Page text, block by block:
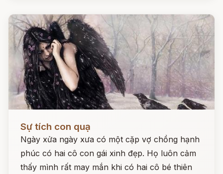
Sự tích con quạ
Ngày xửa ngày xưa có một cặp vợ chồng hạnh
phúc có hai cô con gái xinh đẹp. Họ luôn cảm
thấy mình rất may mắn khi có hai cô bé thiên